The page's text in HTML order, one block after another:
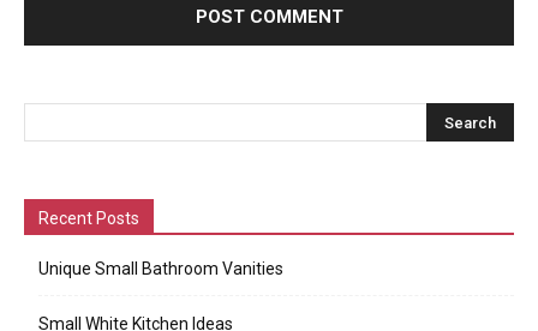
Recent Posts
Unique Small Bathroom Vanities
Small White Kitchen Ideas